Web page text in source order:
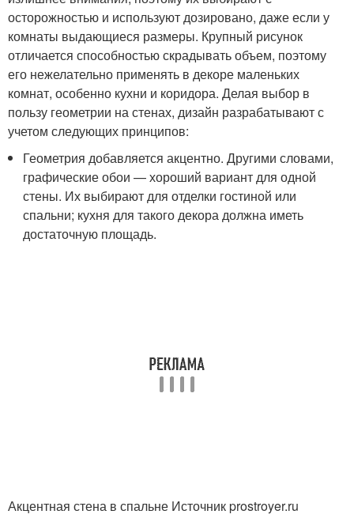
осторожностью и используют дозировано, даже если у
комнаты выдающиеся размеры. Крупный рисунок
отличается способностью скрадывать объем, поэтому
его нежелательно применять в декоре маленьких
комнат, особенно кухни и коридора. Делая выбор в
пользу геометрии на стенах, дизайн разрабатывают с
учетом следующих принципов:
Геометрия добавляется акцентно. Другими словами,
графические обои — хороший вариант для одной
стены. Их выбирают для отделки гостиной или
спальни; кухня для такого декора должна иметь
достаточную площадь.
Акцентная стена в спальне Источник prostroyer.ru